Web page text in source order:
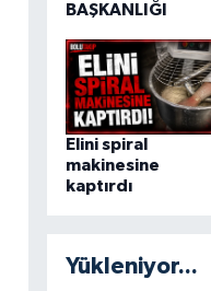
BAŞKANLIĞI
Elini spiral
makinesine
kaptırdı
Yükleniyor...